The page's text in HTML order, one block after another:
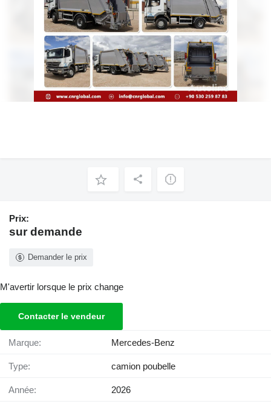
Prix:
sur demande
Demander le prix
M'avertir lorsque le prix change
Contacter le vendeur
Marque: Mercedes-Benz
Type: camion poubelle
Année: 2026